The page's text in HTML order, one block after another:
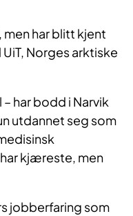
men har blitt kjent
Norges arktiske
har bodd i Narvik
utdannet seg som
kjæreste, men
jobberfaring som